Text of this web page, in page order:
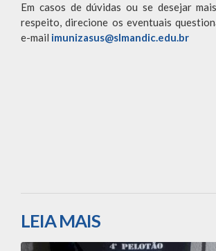
Em casos de dúvidas ou se desejar
respeito, direcione os eventuais
e-mail imunizasus@slmandic.edu.br
LEIA MAIS